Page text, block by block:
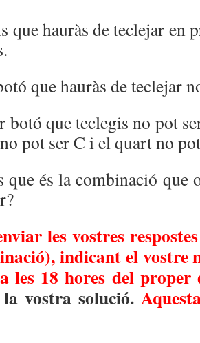
que hauràs de teclejar
que hauràs de teclejar
que teclegis no pot
pot ser C i el quart no
que és la combinació
les vostres
indicant el vostre
les 18 hores del proper
vostra solució.